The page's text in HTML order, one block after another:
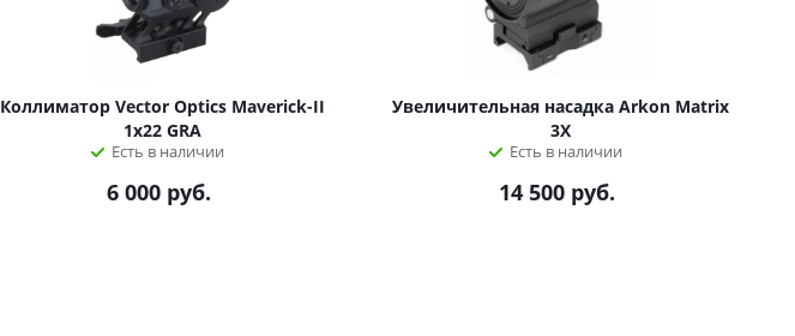
Коллиматор Vector Optics Maverick-II
1x22 GRA
Есть в наличии
6 000руб.
Увеличительная насадка Arkon Matrix
3X
Есть в наличии
14 500руб.